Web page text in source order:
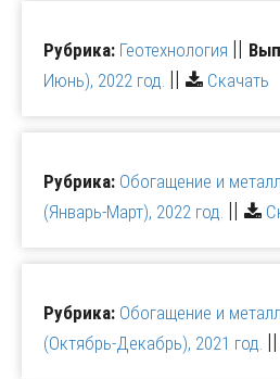
Рубрика: Геотехнология ||
Июнь), 2022 год. || Скачать
Рубрика: Обогащение и
(Январь-Март), 2022 год. ||
Рубрика: Обогащение и
(Октябрь-Декабрь), 2021 год. ||